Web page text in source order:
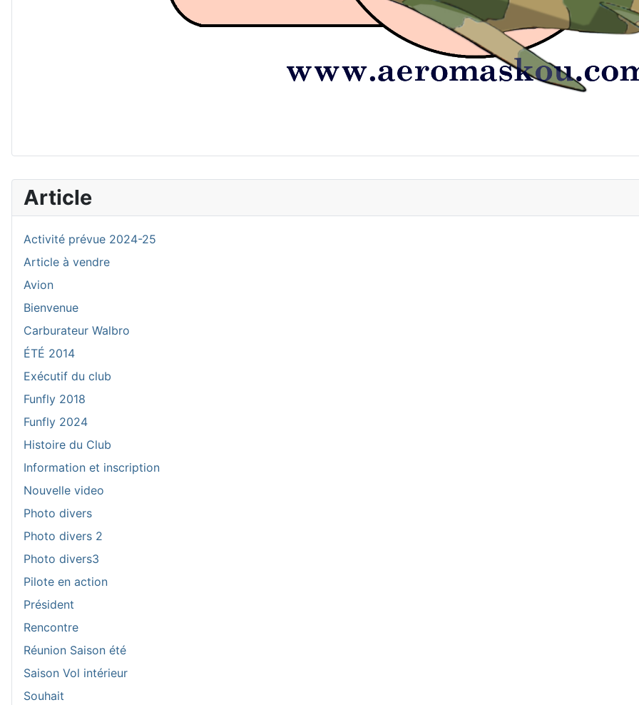
Article
Activité prévue 2024-25
Article à vendre
Avion
Bienvenue
Carburateur Walbro
ÉTÉ 2014
Exécutif du club
Funfly 2018
Funfly 2024
Histoire du Club
Information et inscription
Nouvelle video
Photo divers
Photo divers 2
Photo divers3
Pilote en action
Président
Rencontre
Réunion Saison été
Saison Vol intérieur
Souhait